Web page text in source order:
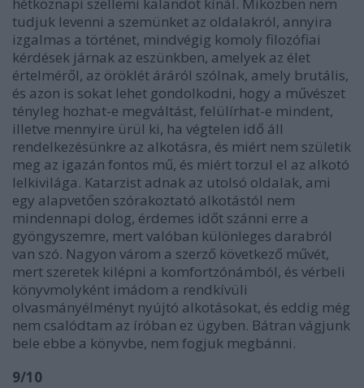
hétköznapi szellemi kalandot kínál. Miközben nem
tudjuk levenni a szemünket az oldalakról, annyira
izgalmas a történet, mindvégig komoly filozófiai
kérdések járnak az eszünkben, amelyek az élet
értelméről, az öröklét áráról szólnak, amely brutális,
és azon is sokat lehet gondolkodni, hogy a művészet
tényleg hozhat-e megváltást, felülírhat-e mindent,
illetve mennyire ürül ki, ha végtelen idő áll
rendelkezésünkre az alkotásra, és miért nem születik
meg az igazán fontos mű, és miért torzul el az alkotó
lelkivilága. Katarzist adnak az utolsó oldalak, ami
egy alapvetően szórakoztató alkotástól nem
mindennapi dolog, érdemes időt szánni erre a
gyöngyszemre, mert valóban különleges darabról
van szó. Nagyon várom a szerző következő művét,
mert szeretek kilépni a komfortzónámból, és vérbeli
könyvmolyként imádom a rendkívüli
olvasmányélményt nyújtó alkotásokat, és eddig még
nem csalódtam az íróban ez ügyben. Bátran vágjunk
bele ebbe a könyvbe, nem fogjuk megbánni.
9/10